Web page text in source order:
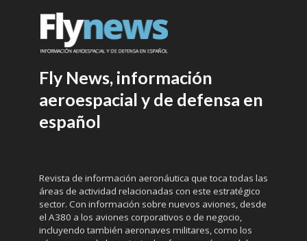
Fly News, información
aeroespacial y de defensa en
español
Revista de información aeronáutica que toca todas las
áreas de actividad relacionadas con este estratégico
sector. Con información sobre nuevos aviones, desde
el A380 a los aviones corporativos o de negocio,
incluyendo también aeronaves militares, como los